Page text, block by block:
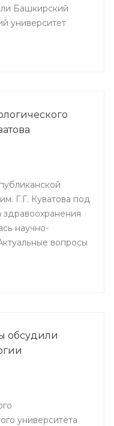
Башкирский
университет
БГМУ и УГНТУ.
Г.Г. Куватова под
научно-
вопросы
отделения
обсудили
университета